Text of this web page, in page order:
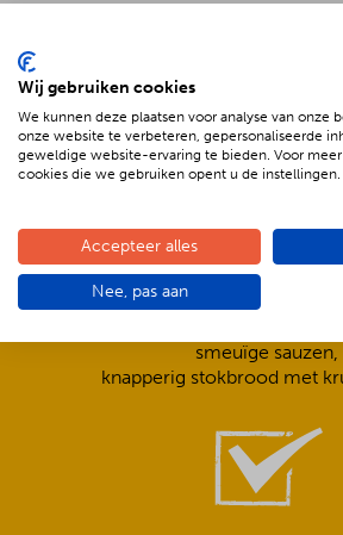
De voordelen van
Compleet is ook écht
smeuïge sauzen,
knapperig stokbrood met
Wij gebruiken cookies
We kunnen deze plaatsen voor analyse van onze
onze website te verbeteren, gepersonaliseerde
geweldige website-ervaring te bieden. Voor
cookies die we gebruiken opent u de instellingen.
Accepteer alles
Nee, pas aan